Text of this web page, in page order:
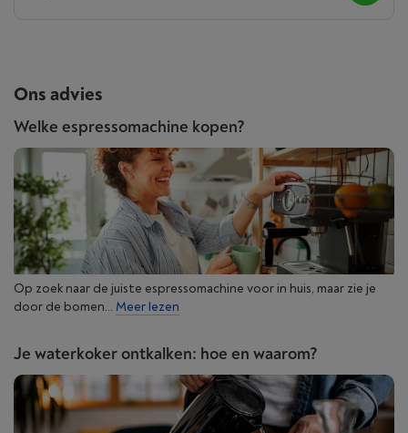
Ons advies
Welke espressomachine kopen?
Op zoek naar de juiste espressomachine voor in huis, maar zie je
door de bomen... Meer lezen
Je waterkoker ontkalken: hoe en waarom?